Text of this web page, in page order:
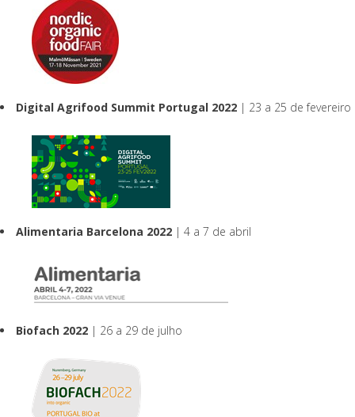
Digital Agrifood Summit Portugal 2022 | 23 a 25 de fevereiro
Alimentaria Barcelona 2022 | 4 a 7 de abril
Biofach 2022 | 26 a 29 de julho